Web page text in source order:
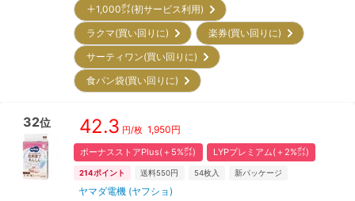
＋1,000㌽(初サービス利用)
ラクマ(買い回りに)
楽券(買い回りに)
サーティワン(買い回りに)
食パン袋(買い回りに)
32位 42.3 円/枚 1,950円
ボーナスストアPlus(＋5%㌽) LYPプレミアム(＋2%㌽)
214ポイント 送料550円 54枚入 新パッケージ
ヤマダ電機 (ヤフショ)